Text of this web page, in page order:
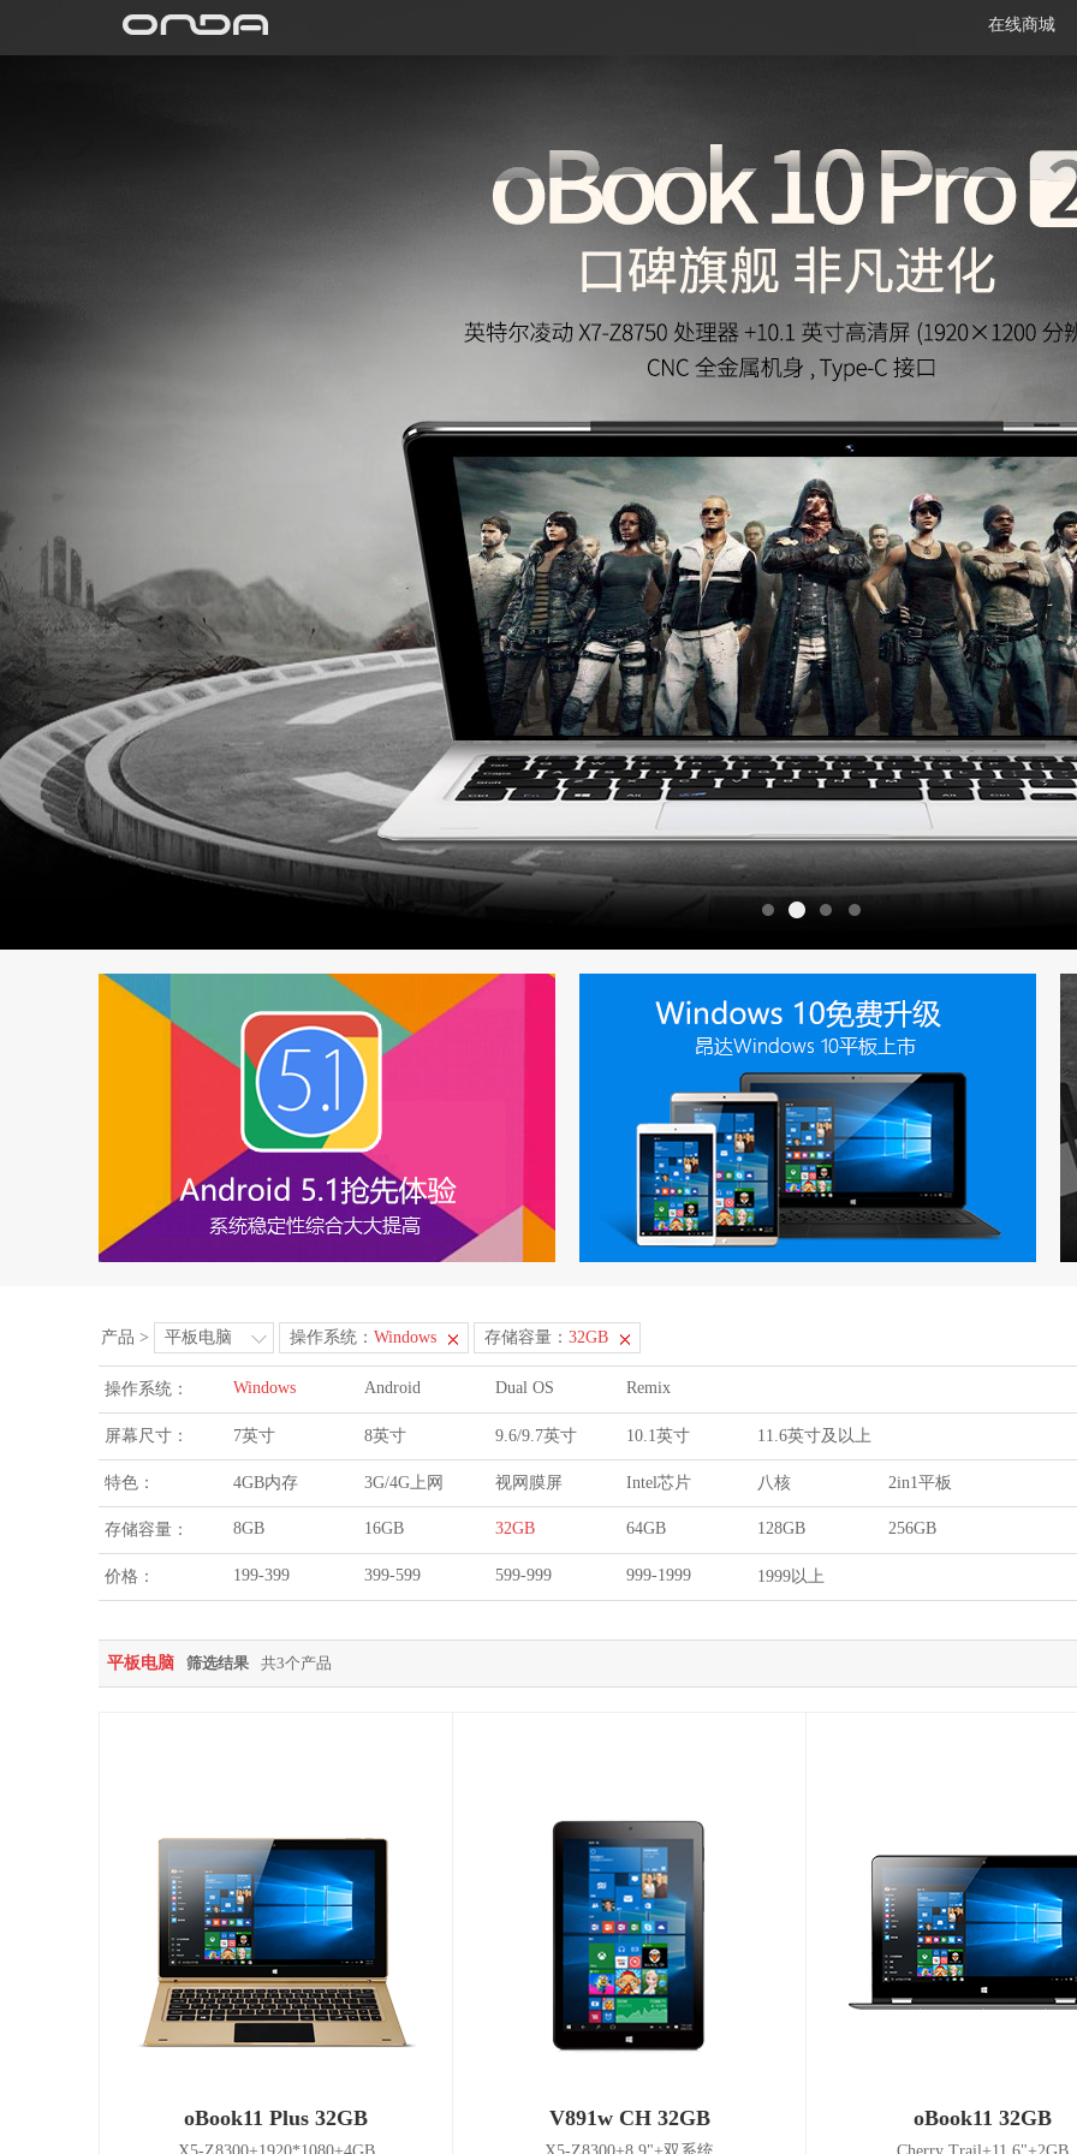
在线商城
笔记本 平板电脑 一体机
产品 > 平板电脑 操作系统： Windows 存储容量： 32GB
操作系统： Windows Android Dual OS Remix
屏幕尺寸： 7英寸 8英寸 9.6/9.7英寸 10.1英寸 11.6英寸及以上
特色： 4GB内存 3G/4G上网 视网膜屏 Intel芯片 八核 2in1平板
存储容量： 8GB 16GB 32GB 64GB 128GB 256GB
价格： 199-399 399-599 599-999 999-1999 1999以上
平板电脑 筛选结果 共3个产品
oBook11 Plus 32GB V891w CH 32GB oBook11 32GB